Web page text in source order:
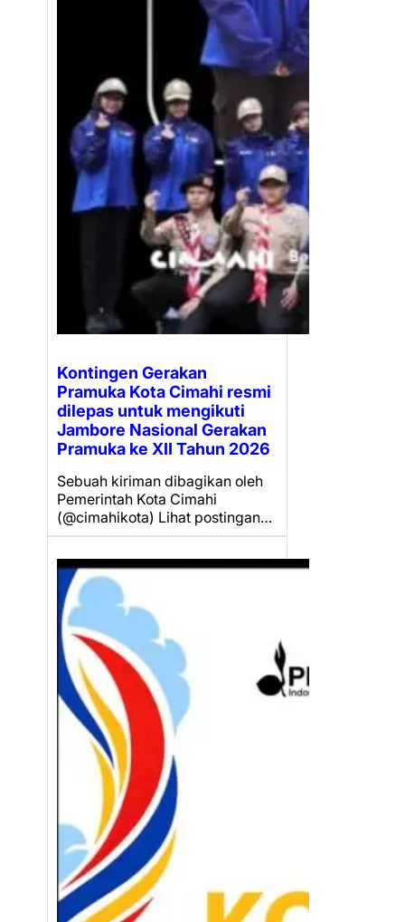
Kontingen Gerakan
Pramuka Kota Cimahi resmi
dilepas untuk mengikuti
Jambore Nasional Gerakan
Pramuka ke XII Tahun 2026
Sebuah kiriman dibagikan oleh
Pemerintah Kota Cimahi
(@cimahikota) Lihat postingan…